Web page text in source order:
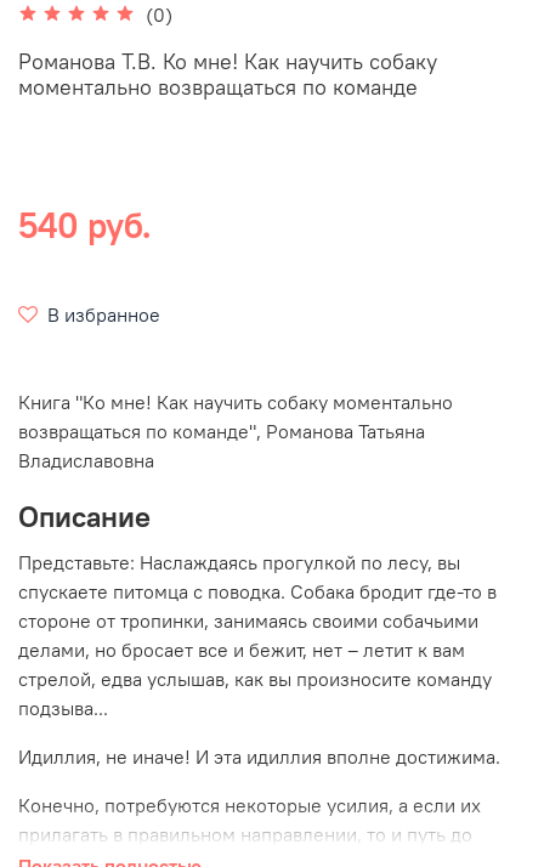
(0)
Романова Т.В. Ко мне! Как научить собаку
моментально возвращаться по команде
540 руб.
В избранное
Книга "Ко мне! Как научить собаку моментально
возвращаться по команде", Романова Татьяна
Владиславовна
Описание
Представьте: Наслаждаясь прогулкой по лесу, вы
спускаете питомца с поводка. Собака бродит где-то в
стороне от тропинки, занимаясь своими собачьими
делами, но бросает все и бежит, нет – летит к вам
стрелой, едва услышав, как вы произносите команду
подзыва...
Идиллия, не иначе! И эта идиллия вполне достижима.
Конечно, потребуются некоторые усилия, а если их
прилагать в правильном направлении, то и путь до